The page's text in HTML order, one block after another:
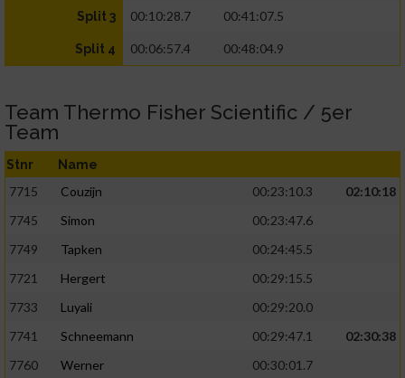
Split 3 00:10:28.7 00:41:07.5
Split 4 00:06:57.4 00:48:04.9
Team Thermo Fisher Scientific / 5er
Team
Stnr Name
7715 Couzijn 00:23:10.3
02:10:18
7745
Simon
00:23:47.6
7749
Tapken
00:24:45.5
7721
Hergert
00:29:15.5
7733
Luyali
00:29:20.0
7741
Schneemann 00:29:47.1
02:30:38
7760
Werner
00:30:01.7